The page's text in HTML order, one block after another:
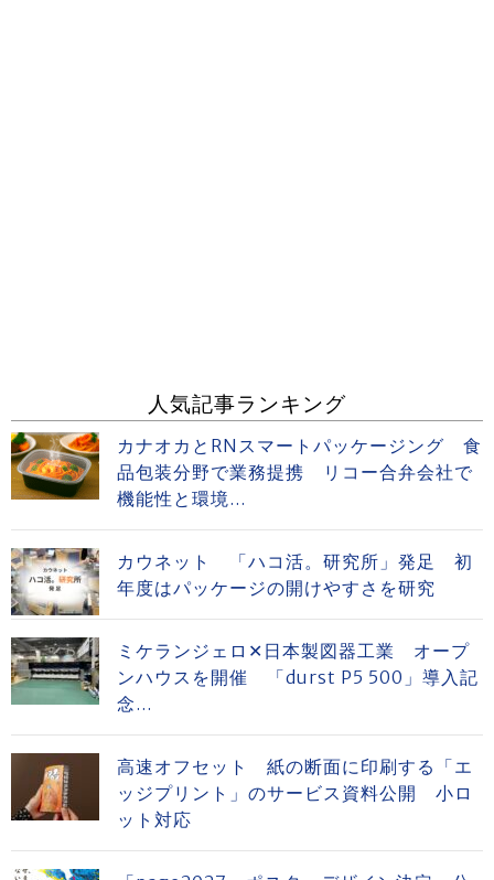
人気記事ランキング
カナオカとRNスマートパッケージング 食
品包装分野で業務提携 リコー合弁会社で
機能性と環境...
カウネット 「ハコ活。研究所」発足 初
年度はパッケージの開けやすさを研究
ミケランジェロ✕日本製図器工業 オープ
ンハウスを開催 「durst P5 500」導入記
念...
高速オフセット 紙の断面に印刷する「エ
ッジプリント」のサービス資料公開 小ロ
ット対応